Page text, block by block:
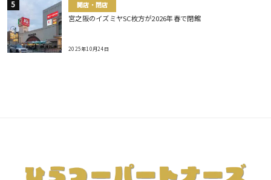
開店・閉店
宮之阪のイズミヤSC枚方が2026年春で閉館
2025年10月24日